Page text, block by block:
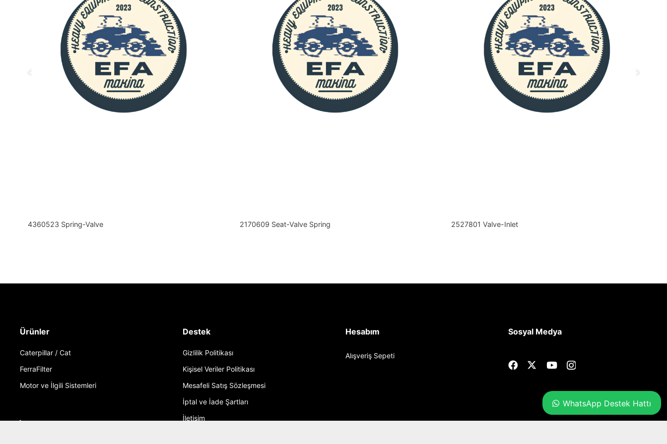
4360523 Spring-Valve 2170609 Seat-Valve Spring 2527801 Valve-Inlet
Ürünler
Caterpillar / Cat
FerraFilter
Motor ve İlgili Sistemleri
Destek
Gizlilik Politikası
Kişisel Veriler Politikası
Mesafeli Satış Sözleşmesi
İptal ve İade Şartları
İletişim
Hesabım
Alışveriş Sepeti
Sosyal Medya
WhatsApp Destek Hattı